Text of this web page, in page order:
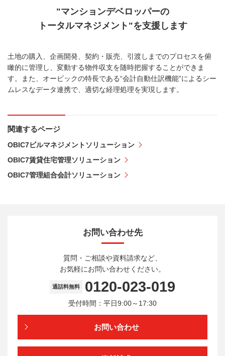
"マンションデベロッパーの
トータルマネジメント"を支援します
土地の購入、企画開発、契約・販売、引渡しまでのプロセスを俯
瞰的に管理し、変動する物件収支を随時把握することができま
す。また、オービックの特長である“会計自動仕訳機能”によるシー
ムレスなデータ連携で、適切な経理処理を実現します。
関連するページ
OBIC7ビルマネジメントソリューション
OBIC7賃貸住宅管理ソリューション
OBIC7管理組合会計ソリューション
お問い合わせ先
質問・ご相談や資料請求など、
お気軽にお問い合わせください。
通話料無料 0120-023-019
受付時間：平日9:00～17:30
お問い合わせ